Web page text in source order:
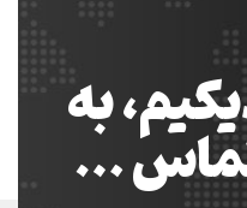
به
تماس …